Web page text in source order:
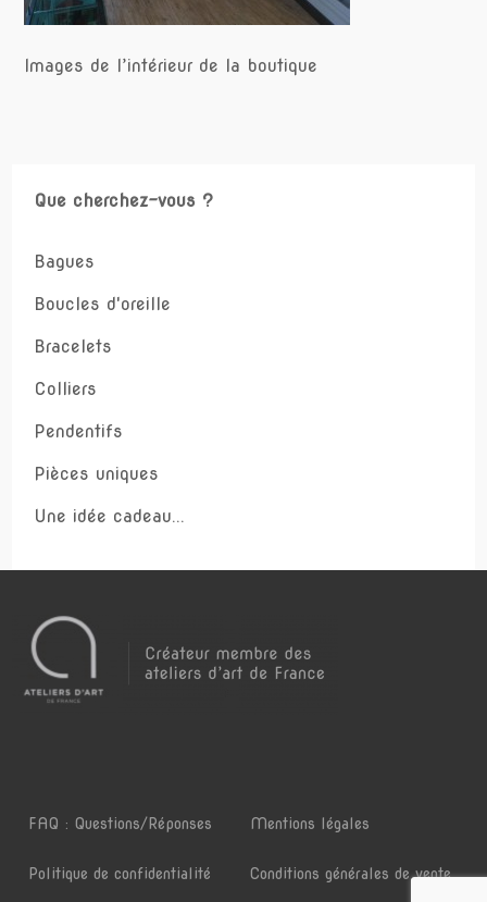
Images de l’intérieur de la boutique
Que cherchez-vous ?
Bagues
Boucles d'oreille
Bracelets
Colliers
Pendentifs
Pièces uniques
Une idée cadeau...
FAQ : Questions/Réponses Mentions légales
Politique de confidentialité Conditions générales de vente